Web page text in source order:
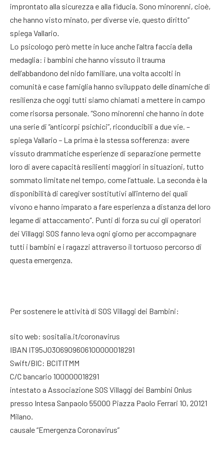
improntato alla sicurezza e alla fiducia. Sono minorenni, cioè,
che hanno visto minato, per diverse vie, questo diritto”
spiega Vallario.
Lo psicologo però mette in luce anche l’altra faccia della
medaglia: i bambini che hanno vissuto il trauma
dell’abbandono del nido familiare, una volta accolti in
comunità e case famiglia hanno sviluppato delle dinamiche di
resilienza che oggi tutti siamo chiamati a mettere in campo
come risorsa personale. “Sono minorenni che hanno in dote
una serie di “anticorpi psichici”, riconducibili a due vie. –
spiega Vallario – La prima è la stessa sofferenza: avere
vissuto drammatiche esperienze di separazione permette
loro di avere capacità resilienti maggiori in situazioni, tutto
sommato limitate nel tempo, come l’attuale. La seconda è la
disponibilità di caregiver sostitutivi all’interno dei quali
vivono e hanno imparato a fare esperienza a distanza del loro
legame di attaccamento”. Punti di forza su cui gli operatori
dei Villaggi SOS fanno leva ogni giorno per accompagnare
tutti i bambini e i ragazzi attraverso il tortuoso percorso di
questa emergenza.
Per sostenere le attività di SOS Villaggi dei Bambini:
sito web: sositalia.it/coronavirus
IBAN IT95J0306909606100000018291
Swift/BIC: BCITITMM
C/C bancario 100000018291
intestato a Associazione SOS Villaggi dei Bambini Onlus
presso Intesa Sanpaolo 55000 Piazza Paolo Ferrari 10, 20121
Milano.
causale “Emergenza Coronavirus”